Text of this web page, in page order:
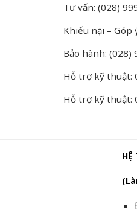
Tư vấn: (028)
Khiếu nại – Góp
Bảo hành: (028)
Hỗ trợ kỹ thuật:
Hỗ trợ kỹ thuật:
HỆ